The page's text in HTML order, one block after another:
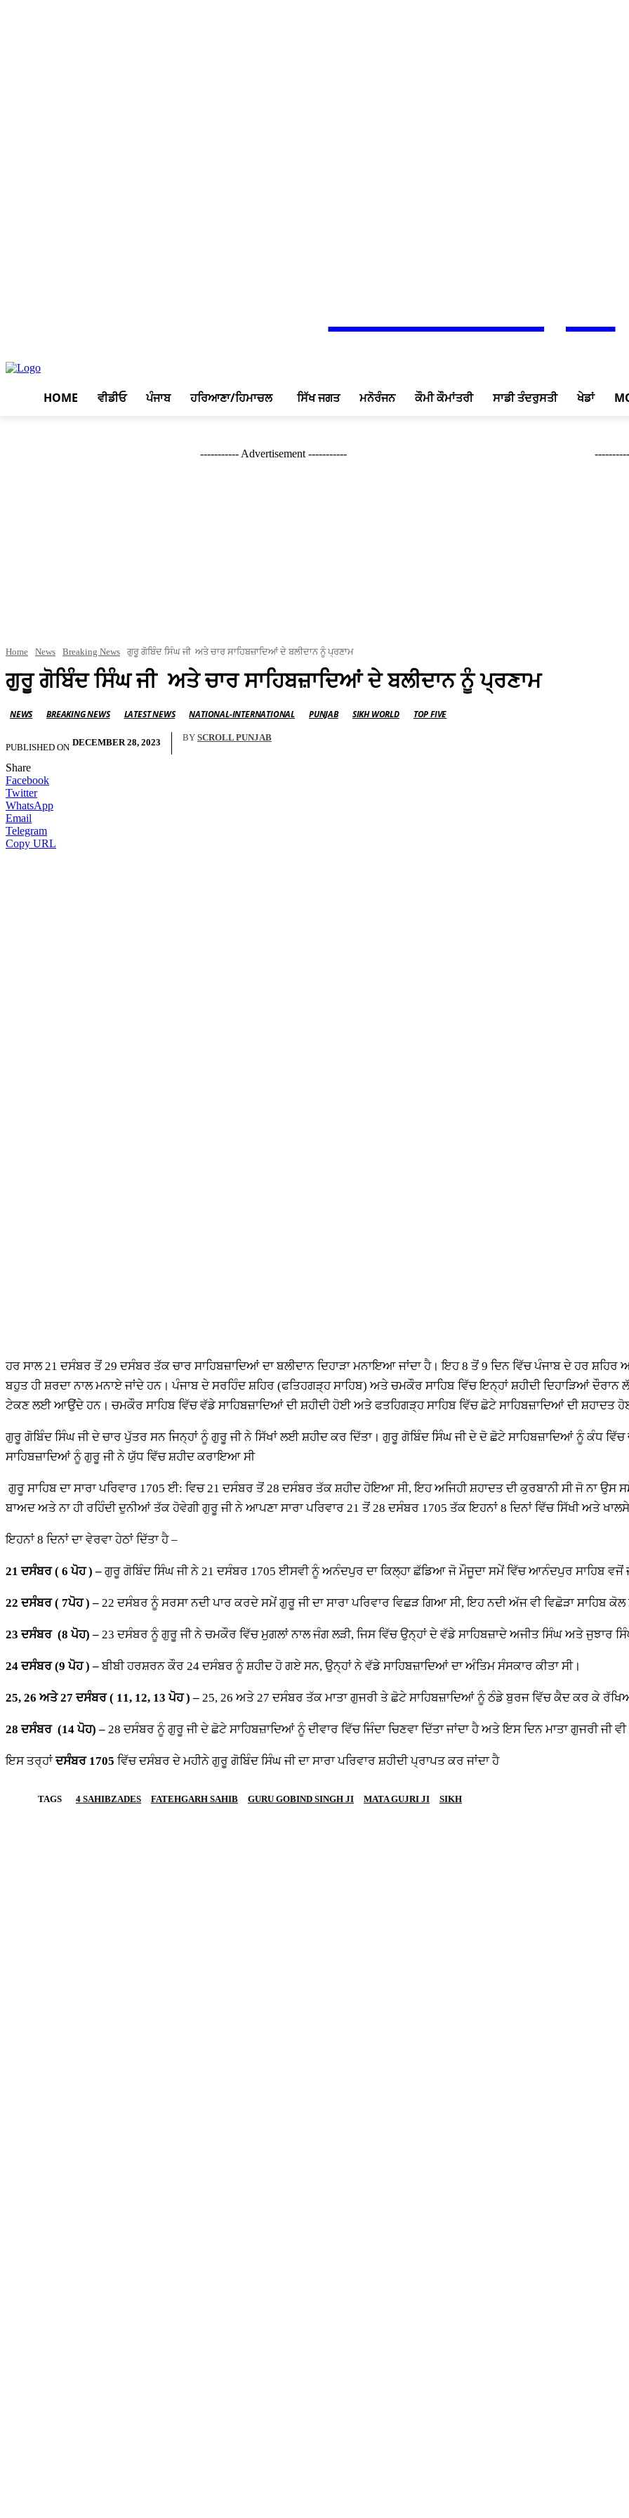
HOME ਵੀਡੀਓ ਪੰਜਾਬ ਹਰਿਆਣਾ/ਹਿਮਾਚਲ ਸਿੱਖ ਜਗਤ ਮਨੋਰੰਜਨ ਕੌਮੀ ਕੌਮਾਂਤਰੀ ਸਾਡੀ ਤੰਦਰੁਸਤੀ ਖੇਡਾਂ
----------- Advertisement -----------
Home News Breaking News ਗੁਰੂ ਗੋਬਿੰਦ ਸਿੰਘ ਜੀ ਅਤੇ ਚਾਰ ਸਾਹਿਬਜ਼ਾਦਿਆਂ ਦੇ ਬਲੀਦਾਨ ਨੂੰ ਪ੍ਰਣਾਮ
ਗੁਰੂ ਗੋਬਿੰਦ ਸਿੰਘ ਜੀ ਅਤੇ ਚਾਰ ਸਾਹਿਬਜ਼ਾਦਿਆਂ ਦੇ ਬਲੀਦਾਨ ਨੂੰ ਪ੍ਰਣਾਮ
NEWS BREAKING NEWS LATEST NEWS NATIONAL-INTERNATIONAL PUNJAB SIKH WORLD TOP FIVE
PUBLISHED ON DECEMBER 28, 2023 BY SCROLL PUNJAB
Share
Facebook
Twitter
WhatsApp
Email
Telegram
Copy URL
ਹਰ ਸਾਲ 21 ਦਸੰਬਰ ਤੋਂ 29 ਦਸੰਬਰ ਤੱਕ ਚਾਰ ਸਾਹਿਬਜ਼ਾਦਿਆਂ ਦਾ ਬਲੀਦਾਨ ਦਿਹਾੜਾ ਮਨਾਇਆ ਜਾਂਦਾ ਹੈ। ਇਹ 8 ਤੋਂ 9 ਦਿਨ ਵਿੱਚ ਪੰਜਾਬ ਦੇ ਹਰ ਸ਼ਹਿਰ
ਬਹੁਤ ਹੀ ਸ਼ਰਦਾ ਨਾਲ ਮਨਾਏ ਜਾਂਦੇ ਹਨ। ਪੰਜਾਬ ਦੇ ਸਰਹਿੰਦ ਸ਼ਹਿਰ (ਫਤਿਹਗੜ੍ਹ ਸਾਹਿਬ) ਅਤੇ ਚਮਕੌਰ ਸਾਹਿਬ ਵਿੱਚ ਇਨ੍ਹਾਂ ਸ਼ਹੀਦੀ ਦਿਹਾੜਿਆਂ ਦੌਰਾਨ
ਟੇਕਣ ਲਈ ਆਉਂਦੇ ਹਨ। ਚਮਕੌਰ ਸਾਹਿਬ ਵਿੱਚ ਵੱਡੇ ਸਾਹਿਬਜ਼ਾਦਿਆਂ ਦੀ ਸ਼ਹੀਦੀ ਹੋਈ ਅਤੇ ਫਤਹਿਗੜ੍ਹ ਸਾਹਿਬ ਵਿੱਚ ਛੋਟੇ ਸਾਹਿਬਜ਼ਾਦਿਆਂ ਦੀ ਸ਼ਹਾਦਤ
ਗੁਰੂ ਗੋਬਿੰਦ ਸਿੰਘ ਜੀ ਦੇ ਚਾਰ ਪੁੱਤਰ ਸਨ ਜਿਨ੍ਹਾਂ ਨੂੰ ਗੁਰੂ ਜੀ ਨੇ ਸਿੱਖਾਂ ਲਈ ਸ਼ਹੀਦ ਕਰ ਦਿੱਤਾ। ਗੁਰੂ ਗੋਬਿੰਦ ਸਿੰਘ ਜੀ ਦੇ ਦੋ ਛੋਟੇ ਸਾਹਿਬਜ਼ਾਦਿਆਂ ਨੂੰ ਕੰਧ
ਸਾਹਿਬਜ਼ਾਦਿਆਂ ਨੂੰ ਗੁਰੂ ਜੀ ਨੇ ਯੁੱਧ ਵਿੱਚ ਸ਼ਹੀਦ ਕਰਾਇਆ ਸੀ
ਗੁਰੂ ਸਾਹਿਬ ਦਾ ਸਾਰਾ ਪਰਿਵਾਰ 1705 ਈ: ਵਿਚ 21 ਦਸੰਬਰ ਤੋਂ 28 ਦਸੰਬਰ ਤੱਕ ਸ਼ਹੀਦ ਹੋਇਆ ਸੀ, ਇਹ ਅਜਿਹੀ ਸ਼ਹਾਦਤ ਦੀ ਕੁਰਬਾਨੀ ਸੀ ਜੋ ਨਾ ਉਸ
ਬਾਅਦ ਅਤੇ ਨਾ ਹੀ ਰਹਿੰਦੀ ਦੁਨੀਆਂ ਤੱਕ ਹੋਵੇਗੀ ਗੁਰੂ ਜੀ ਨੇ ਆਪਣਾ ਸਾਰਾ ਪਰਿਵਾਰ 21 ਤੋਂ 28 ਦਸੰਬਰ 1705 ਤੱਕ ਇਹਨਾਂ 8 ਦਿਨਾਂ ਵਿੱਚ ਸਿੱਖੀ ਅਤੇ
ਇਹਨਾਂ 8 ਦਿਨਾਂ ਦਾ ਵੇਰਵਾ ਹੇਠਾਂ ਦਿੱਤਾ ਹੈ –
21ਦਸੰਬਰ ( 6 ਪੋਹ ) –ਗੁਰੂ ਗੋਬਿੰਦ ਸਿੰਘ ਜੀ ਨੇ 21 ਦਸੰਬਰ 1705 ਈਸਵੀ ਨੂੰ ਅਨੰਦਪੁਰ ਦਾ ਕਿਲ੍ਹਾ ਛੱਡਿਆ ਜੋ ਮੌਜੂਦਾ ਸਮੇਂ ਵਿੱਚ ਆਨੰਦਪੁਰ ਸਾਹਿਬ ਵਜੋਂ
22ਦਸੰਬਰ ( 7ਪੋਹ ) – 22 ਦਸੰਬਰ ਨੂੰ ਸਰਸਾ ਨਦੀ ਪਾਰ ਕਰਦੇ ਸਮੇਂ ਗੁਰੂ ਜੀ ਦਾ ਸਾਰਾ ਪਰਿਵਾਰ ਵਿਛੜ ਗਿਆ ਸੀ, ਇਹ ਨਦੀ ਅੱਜ ਵੀ ਵਿਛੋੜਾ ਸਾਹਿਬ
23ਦਸੰਬਰ (8 ਪੋਹ) – 23 ਦਸੰਬਰ ਨੂੰ ਗੁਰੂ ਜੀ ਨੇ ਚਮਕੌਰ ਵਿੱਚ ਮੁਗਲਾਂ ਨਾਲ ਜੰਗ ਲੜੀ, ਜਿਸ ਵਿੱਚ ਉਨ੍ਹਾਂ ਦੇ ਵੱਡੇ ਸਾਹਿਬਜ਼ਾਦੇ ਅਜੀਤ ਸਿੰਘ ਅਤੇ ਜੁਝਾਰ
24ਦਸੰਬਰ (9 ਪੋਹ ) –ਬੀਬੀ ਹਰਸ਼ਰਨ ਕੌਰ 24 ਦਸੰਬਰ ਨੂੰ ਸ਼ਹੀਦ ਹੋ ਗਏ ਸਨ, ਉਨ੍ਹਾਂ ਨੇ ਵੱਡੇ ਸਾਹਿਬਜ਼ਾਦਿਆਂ ਦਾ ਅੰਤਿਮ ਸੰਸਕਾਰ ਕੀਤਾ ਸੀ।
25, 26ਅਤੇ27ਦਸੰਬਰ ( 11, 12, 13 ਪੋਹ ) – 25, 26 ਅਤੇ 27 ਦਸੰਬਰ ਤੱਕ ਮਾਤਾ ਗੁਜਰੀ ਤੇ ਛੋਟੇ ਸਾਹਿਬਜ਼ਾਦਿਆਂ ਨੂੰ ਠੰਡੇ ਬੁਰਜ ਵਿੱਚ ਕੈਦ ਕਰ ਕੇ
28ਦਸੰਬਰ (14 ਪੋਹ) – 28 ਦਸੰਬਰ ਨੂੰ ਗੁਰੂ ਜੀ ਦੇ ਛੋਟੇ ਸਾਹਿਬਜ਼ਾਦਿਆਂ ਨੂੰ ਦੀਵਾਰ ਵਿੱਚ ਜਿੰਦਾ ਚਿਣਵਾ ਦਿੱਤਾ ਜਾਂਦਾ ਹੈ ਅਤੇ ਇਸ ਦਿਨ ਮਾਤਾ ਗੁਜਰੀ ਜੀ
ਇਸ ਤਰ੍ਹਾਂਦਸੰਬਰ 1705 ਵਿੱਚ ਦਸੰਬਰ ਦੇ ਮਹੀਨੇ ਗੁਰੂ ਗੋਬਿੰਦ ਸਿੰਘ ਜੀ ਦਾ ਸਾਰਾ ਪਰਿਵਾਰ ਸ਼ਹੀਦੀ ਪ੍ਰਾਪਤ ਕਰ ਜਾਂਦਾ ਹੈ
TAGS 4 SAHIBZADES FATEHGARH SAHIB GURU GOBIND SINGH JI MATA GUJRI JI SIKH